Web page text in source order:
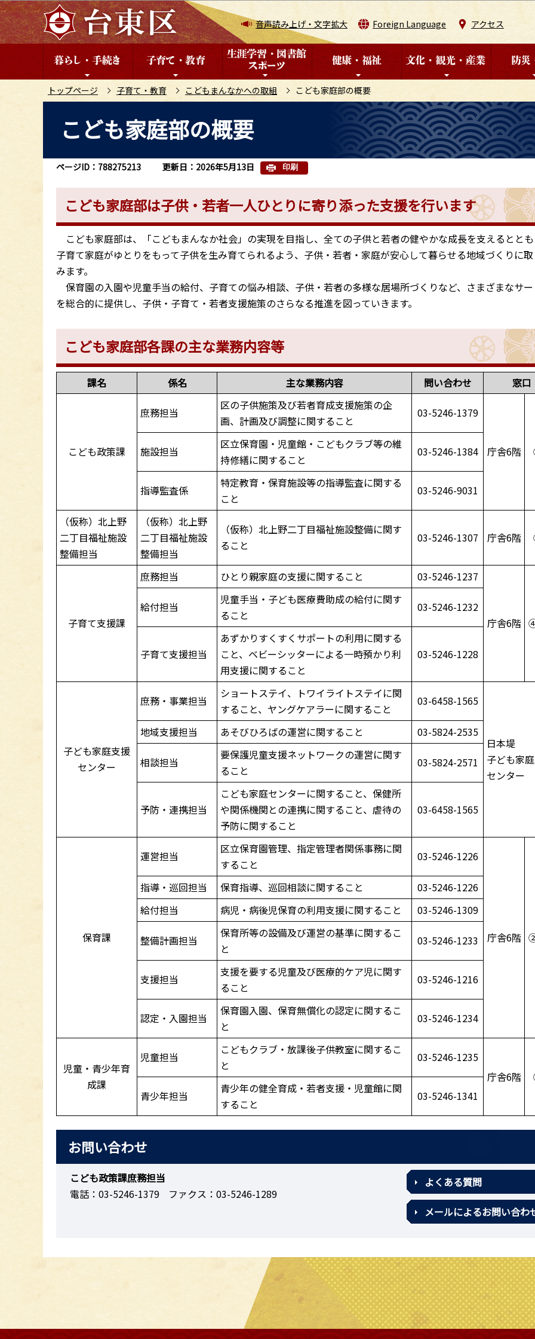
こ
の
ペ
音声読み上げ・文字拡大 Foreign Language アクセス
トップページ 子育て・教育 こどもまんなかへの取組 こども家庭部の概要
こ
こども家庭部の概要
ページID：788275213 更新日：2026年5月13日 印刷
こども家庭部は子供・若者一人ひとりに寄り添った支援を行います
こども家庭部は、「こどもまんなか社会」の実現を目指し、全ての子供と若者の健やかな成長を支えるとと
子育て家庭がゆとりをもって子供を生み育てられるよう、子供・若者・家庭が安心して暮らせる地域づくりに
みます。
保育園の入園や児童手当の給付、子育ての悩み相談、子供・若者の多様な居場所づくりなど、さまざまなサ
を総合的に提供し、子供・子育て・若者支援施策のさらなる推進を図っていきます。
こども家庭部各課の主な業務内容等
課名 係名 主な業務内容 問い合わせ 窓口
こども政策課
庶務担当
区の子供施策及び若者育成支援施策の企
画、計画及び調整に関すること
03-5246-1379
庁舎6階
施設担当
区立保育園・児童館・こどもクラブ等の維
持修繕に関すること
03-5246-1384
指導監査係
特定教育・保育施設等の指導監査に関する
こと
03-5246-9031
（仮称）北上野
二丁目福祉施設
整備担当
（仮称）北上野
二丁目福祉施設
整備担当
（仮称）北上野二丁目福祉施設整備に関す
ること
03-5246-1307 庁舎6階
子育て支援課
庶務担当 ひとり親家庭の支援に関すること 03-5246-1237
庁舎6階
給付担当
児童手当・子ども医療費助成の給付に関す
ること
03-5246-1232
子育て支援担当
あずかりすくすくサポートの利用に関する
こと、ベビーシッターによる一時預かり利
用支援に関すること
03-5246-1228
子ども家庭支援
センター
庶務・事業担当
ショートステイ、トワイライトステイに関
すること、ヤングケアラーに関すること
03-6458-1565
日本堤
子ども家
センター
地域支援担当 あそびひろばの運営に関すること 03-5824-2535
相談担当
要保護児童支援ネットワークの運営に関す
ること
03-5824-2571
予防・連携担当
こども家庭センターに関すること、保健所
や関係機関との連携に関すること、虐待の
予防に関すること
03-6458-1565
保育課
運営担当
区立保育園管理、指定管理者関係事務に関
すること
03-5246-1226
庁舎6階
指導・巡回担当 保育指導、巡回相談に関すること
03-5246-1226
給付担当
病児・病後児保育の利用支援に関すること 03-5246-1309
整備計画担当
保育所等の設備及び運営の基準に関するこ
と
03-5246-1233
支援担当
支援を要する児童及び医療的ケア児に関す
ること
03-5246-1216
認定・入園担当
保育園入園、保育無償化の認定に関するこ
と
03-5246-1234
児童・青少年育
成課
児童担当
こどもクラブ・放課後子供教室に関するこ
と
03-5246-1235
庁舎6階
青少年担当
青少年の健全育成・若者支援・児童館に関
すること
03-5246-1341
お問い合わせ
こども政策課庶務担当
電話：03-5246-1379
ファクス：03-5246-1289
よくある質問
メールによるお問い合わ